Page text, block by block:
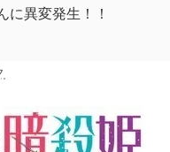
に異変発生！！